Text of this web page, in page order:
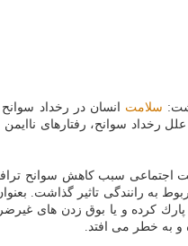
سلامت انسان در رخداد
رخداد سوانح، رفتارهای
اجتماعی سبب كاهش سوانح
رانندگی تاثیر گذاشت. بعنوان
پارك كرده و یا بوق زدن های
و به خطر می افتد.